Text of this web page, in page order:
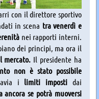
con il direttore sportivo
in scena tra venerdì e
nei rapporti interni.
dei principi, ma ora il
mercato. Il presidente ha
non è stato possibile
i limiti imposti dai
ancora se potrà muoversi